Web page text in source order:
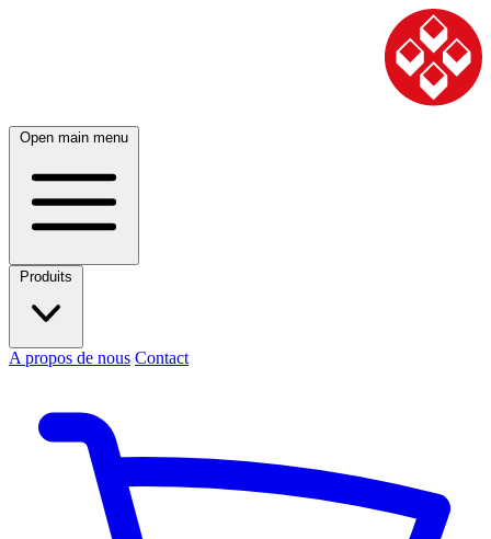
Open main menu
Produits
A propos de nous Contact